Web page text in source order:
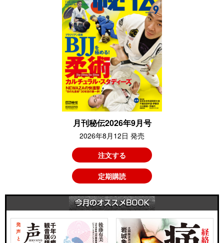
月刊秘伝2026年9月号
2026年8月12日 発売
注文する
定期購読